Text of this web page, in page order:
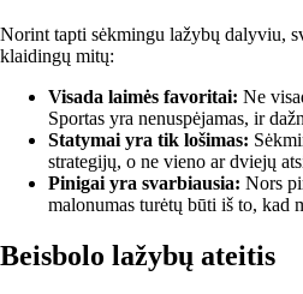
Norint tapti sėkmingu lažybų dalyviu,
klaidingų mitų:
Visada laimės favoritai: Ne
Sportas yra nenuspėjamas, ir
Statymai yra tik lošimas:
strategijų, o ne vieno ar dviejų
Pinigai yra svarbiausia: Nors
malonumas turėtų būti iš to, kad
Beisbolo lažybų ateitis